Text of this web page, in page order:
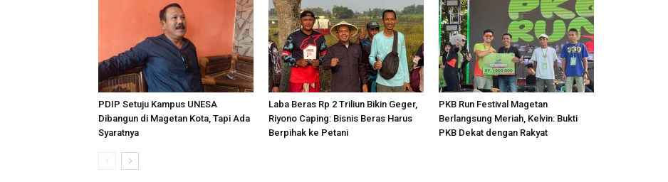
PDIP Setuju Kampus UNESA
Dibangun di Magetan Kota, Tapi Ada
Syaratnya
Laba Beras Rp 2 Triliun Bikin Geger,
Riyono Caping: Bisnis Beras Harus
Berpihak ke Petani
PKB Run Festival Magetan
Berlangsung Meriah, Kelvin: Bukti
PKB Dekat dengan Rakyat